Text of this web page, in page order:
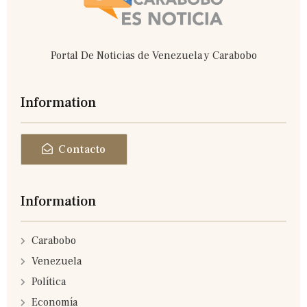
Portal De Noticias de Venezuela y Carabobo
Information
Contacto
Information
Carabobo
Venezuela
Política
Economía